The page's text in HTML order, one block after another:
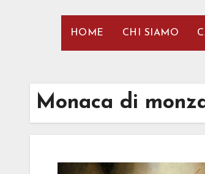
HOME CHI SIAMO
Monaca di